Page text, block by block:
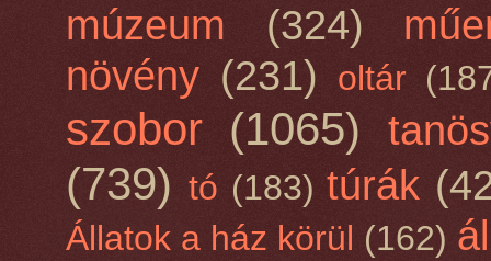
múzeum
(324)
növény (231) oltár
szobor (1065)
(739) tó (183) túrák
Állatok a ház körül (162)